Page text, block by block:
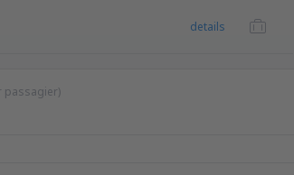
details
passagier)